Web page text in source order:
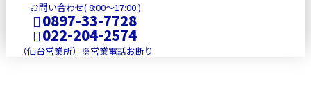
お問い合わせ( 8:00～17:00 )
0897-33-7728
022-204-2574
（仙台営業所）※営業電話お断り